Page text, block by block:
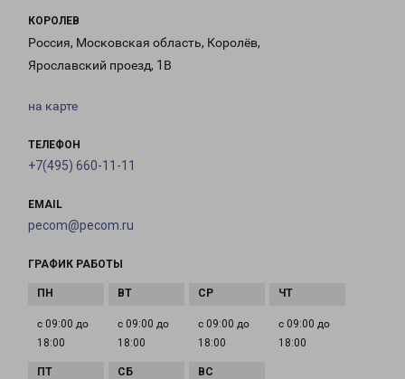
КОРОЛЕВ
Россия, Московская область, Королёв,
Ярославский проезд, 1В
на карте
ТЕЛЕФОН
+7(495) 660-11-11
EMAIL
pecom@pecom.ru
ГРАФИК РАБОТЫ
с 09:00 до
18:00
с 09:00 до
18:00
с 09:00 до
18:00
с 09:00 до
18:00